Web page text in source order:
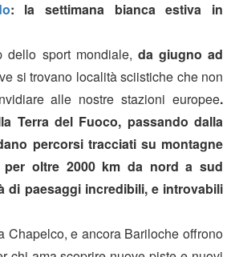
: la settimana bianca estiva in
dello sport mondiale, da giugno ad
si trovano località sciistiche che non
alle nostre stazioni europee.
Terra del Fuoco, passando dalla
percorsi tracciati su montagne
per oltre 2000 km da nord a sud
di paesaggi incredibili, e introvabili
Chapelco, e ancora Bariloche offrono